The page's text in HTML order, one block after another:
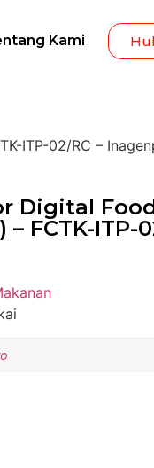
Kami
ITP-02/RC –
Digital
FCTK-ITP-